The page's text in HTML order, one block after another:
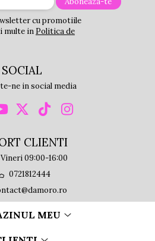
cu promotiile
multe in Politica de
SOCIAL
ne in social media
CLIENTI
09:00-16:00
0721812444
MEU